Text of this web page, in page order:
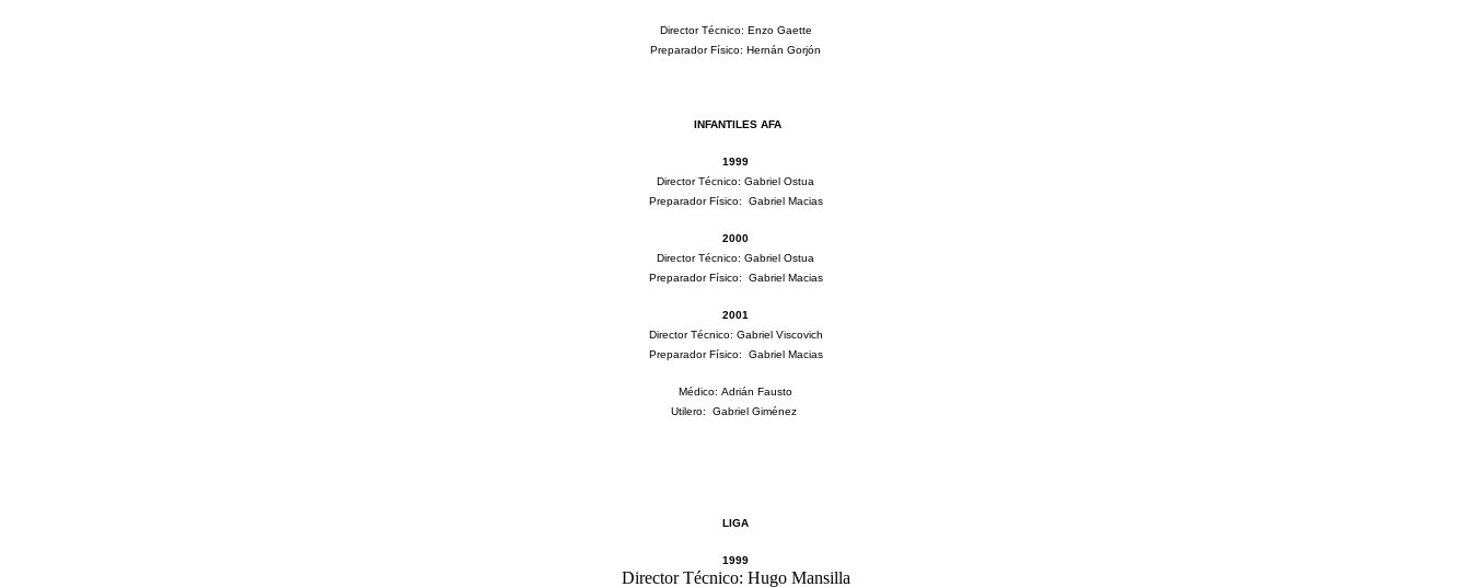
Director Técnico: Enzo Gaette
Preparador Físico: Hernán Gorjón
INFANTILES AFA
1999
Director Técnico: Gabriel Ostua
Preparador Físico:
Gabriel Macias
2000
Director Técnico: Gabriel Ostua
Preparador Físico:
Gabriel Macias
2001
Director Técnico: Gabriel Viscovich
Preparador Físico:
Gabriel Macias
Médico: Adrián Fausto
Utilero:
Gabriel Giménez
LIGA
1999
Director Técnico: Hugo Mansilla